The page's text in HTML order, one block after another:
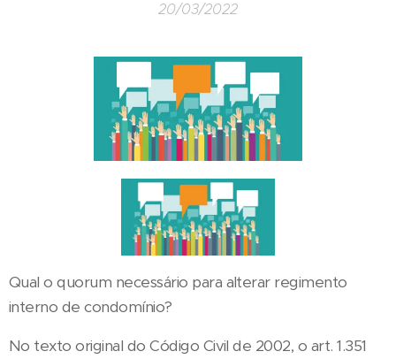
20/03/2022
Qual o quorum necessário para alterar regimento
interno de condomínio?
No texto original do Código Civil de 2002, o art. 1.351